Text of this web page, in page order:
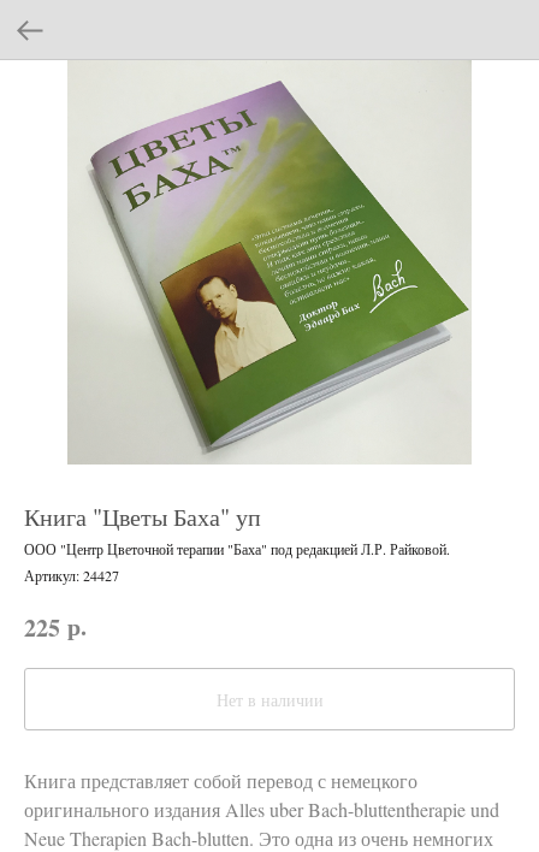
Книга "Цветы Баха" уп
ООО "Центр Цветочной терапии "Баха" под редакцией Л.Р. Райковой.
Артикул:24427
225 р.
Нет в наличии
Книга представляет собой перевод с немецкого
оригинального издания Alles uber Bach-bluttentherapie und
Neue Therapien Bach-blutten. Это одна из очень немногих